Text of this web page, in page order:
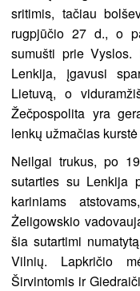
sritimis, tačiau
rugpjūčio 27 d., o
sumušti prie Vyslos.
Lenkija, įgavusi
Lietuvą, o
Žečpospolita yra
lenkų užmačias
Neilgai trukus, po
sutarties su Lenkija
kariniams
Żeligowskio
šia sutartimi
Vilnių. Lapkričio
Širvintomis ir